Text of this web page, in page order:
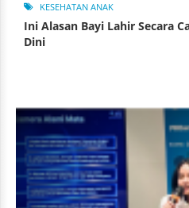
KESEHATAN ANAK
Ini Alasan Bayi Lahir Secara
Dini